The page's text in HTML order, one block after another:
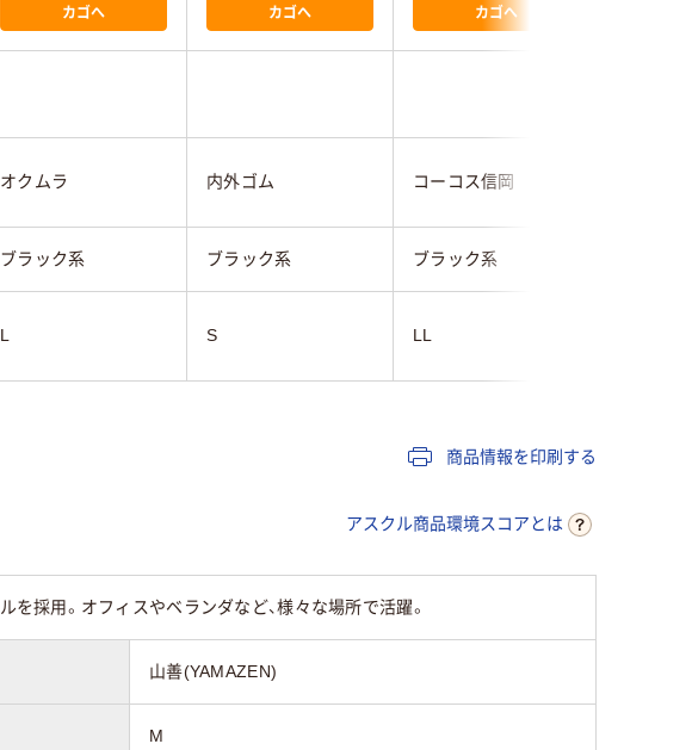
カゴへ カゴへ カゴへ
オクムラ 内外ゴム コーコス信岡
ブラック系 ブラック系 ブラック系
L S LL
商品情報を印刷する
アスクル商品環境スコアとは
採用。オフィスやベランダなど、様々な場所で活躍。
山善(YAMAZEN)
M